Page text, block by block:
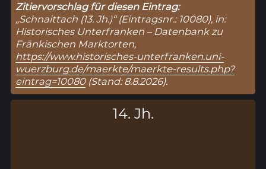
Zitiervorschlag für diesen Eintrag:
„Schnaittach (13. Jh.)“ (Eintragsnr.: 10080), in:
Historisches Unterfranken – Datenbank zu
Fränkischen Marktorten,
https://www.historisches-unterfranken.uni-
wuerzburg.de/maerkte/maerkte-results.php?
eintrag=10080(Stand: 8.8.2026).
14. Jh.